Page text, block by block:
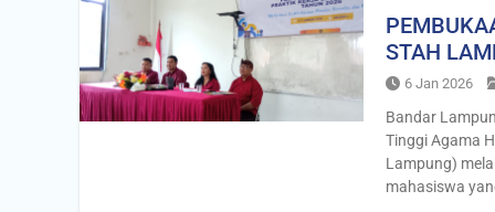
STAH
6 Jan 2026
Bandar
Tinggi Agama
Lampung)
mahasiswa